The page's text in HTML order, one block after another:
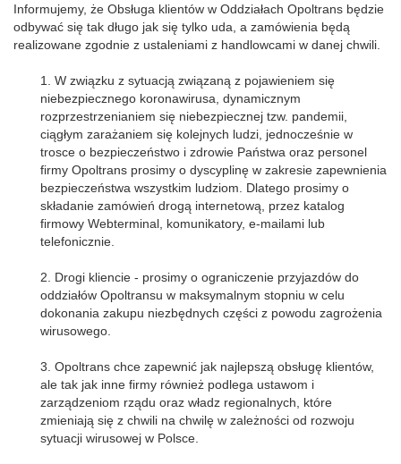
Informujemy, że Obsługa klientów w Oddziałach Opoltrans będzie
odbywać się tak długo jak się tylko uda, a zamówienia będą
realizowane zgodnie z ustaleniami z handlowcami w danej chwili.
1. W związku z sytuacją związaną z pojawieniem się
niebezpiecznego koronawirusa, dynamicznym
rozprzestrzenianiem się niebezpiecznej tzw. pandemii,
ciągłym zarażaniem się kolejnych ludzi, jednocześnie w
trosce o bezpieczeństwo i zdrowie Państwa oraz personel
firmy Opoltrans prosimy o dyscyplinę w zakresie zapewnienia
bezpieczeństwa wszystkim ludziom. Dlatego prosimy o
składanie zamówień drogą internetową, przez katalog
firmowy Webterminal, komunikatory, e-mailami lub
telefonicznie.
2. Drogi kliencie - prosimy o ograniczenie przyjazdów do
oddziałów Opoltransu w maksymalnym stopniu w celu
dokonania zakupu niezbędnych części z powodu zagrożenia
wirusowego.
3. Opoltrans chce zapewnić jak najlepszą obsługę klientów,
ale tak jak inne firmy również podlega ustawom i
zarządzeniom rządu oraz władz regionalnych, które
zmieniają się z chwili na chwilę w zależności od rozwoju
sytuacji wirusowej w Polsce.